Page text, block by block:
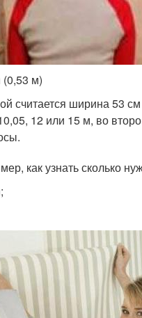
(0,53 м)
считается ширина 53
12 или 15 м, во
как узнать сколько